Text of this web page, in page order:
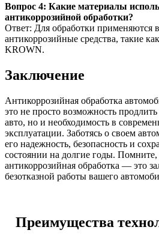
Вопрос 4: Какие материалы
антикоррозийной обработки?
Ответ: Для обработки применяются
антикоррозийные средства, такие
KROWN.
Заключение
Антикоррозийная обработка
это не просто возможность
авто, но и необходимость в
эксплуатации. Заботясь о своем
его надежность, безопасность и
состоянии на долгие годы. Помните,
антикоррозийная обработка — это
безотказной работы вашего
Преимущества